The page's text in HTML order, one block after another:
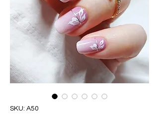
SKU: A50